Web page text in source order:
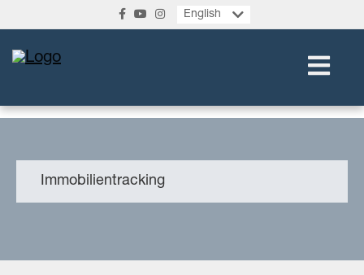
English
Immobilientracking